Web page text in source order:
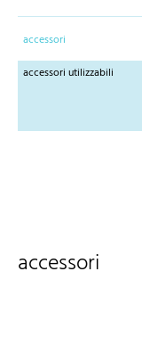
accessori
accessori utilizzabili
accessori